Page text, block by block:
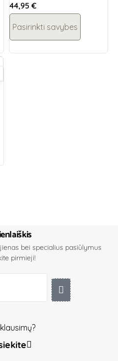
44,95 €
Pasirinkti savybes
bei specialius pasiūlymus
pirmieji!